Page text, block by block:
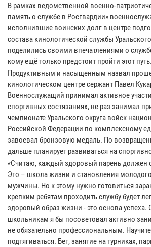
В рамках ведомственной военно-
память о службе в Росгвардии»
исполнившие воинских долг в центре
состава кинологической службы
поделились своими впечатлениями о
кому ещё только предстоит пройти этот путь.
Продуктивным и насыщенным назвал
кинологическом центре сержант Павел
Военнослужащий принимал активное
спортивных состязаниях, не раз занимал
чемпионате Уральского округа войск
Российской Федерации по комплексному
завоевал бронзовую медаль. По
дальше планирует развиваться на
«Считаю, каждый здоровый парень должен
Это – школа жизни и становления
мужчины. Но к этому нужно готовиться
крепким ребятам проходить службу будет
здоровый образ жизни - это основа
школьникам я бы посоветовал активно
не обязательно профессиональным.
подтягиваться. Бег, занятие на турниках,